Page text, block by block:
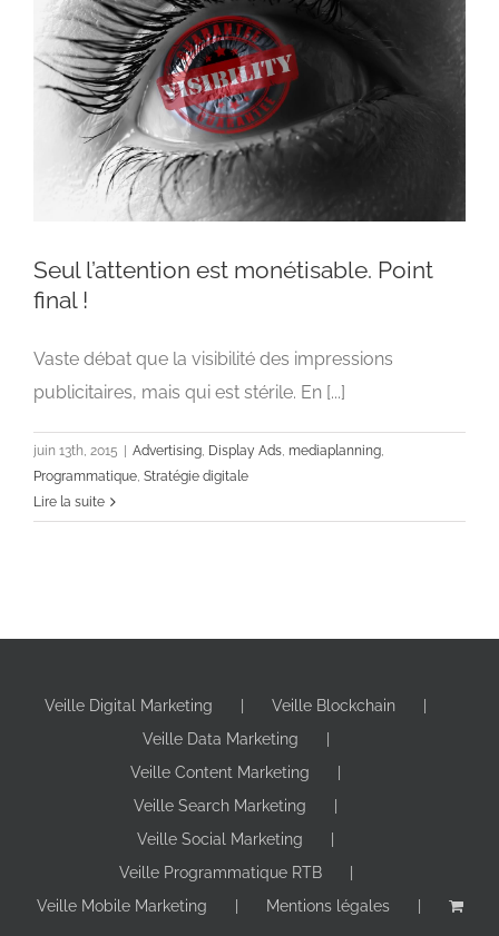
Seul l’attention est monétisable. Point final !
Advertising Display Ads mediaplanning
Programmatique
Seul l’attention est monétisable. Point
final !
Vaste débat que la visibilité des impressions
publicitaires, mais qui est stérile. En [...]
juin 13th, 2015 Advertising, Display Ads, mediaplanning,
Programmatique, Stratégie digitale
Lire la suite
Veille Digital Marketing
Veille Blockchain
Veille Data Marketing
Veille Content Marketing
Veille Search Marketing
Veille Social Marketing
Veille Programmatique RTB
Veille Mobile Marketing
Mentions légales